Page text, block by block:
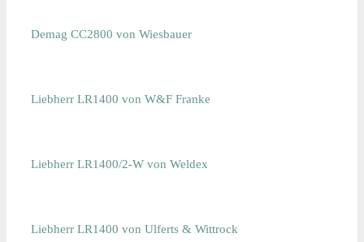
Demag CC2800 von Wiesbauer
Liebherr LR1400 von W&F Franke
Liebherr LR1400/2-W von Weldex
Liebherr LR1400 von Ulferts & Wittrock